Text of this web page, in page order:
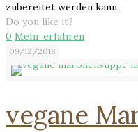
zubereitet werden kann.
Do you like it?
0 Mehr erfahren
09/12/2018
vegane